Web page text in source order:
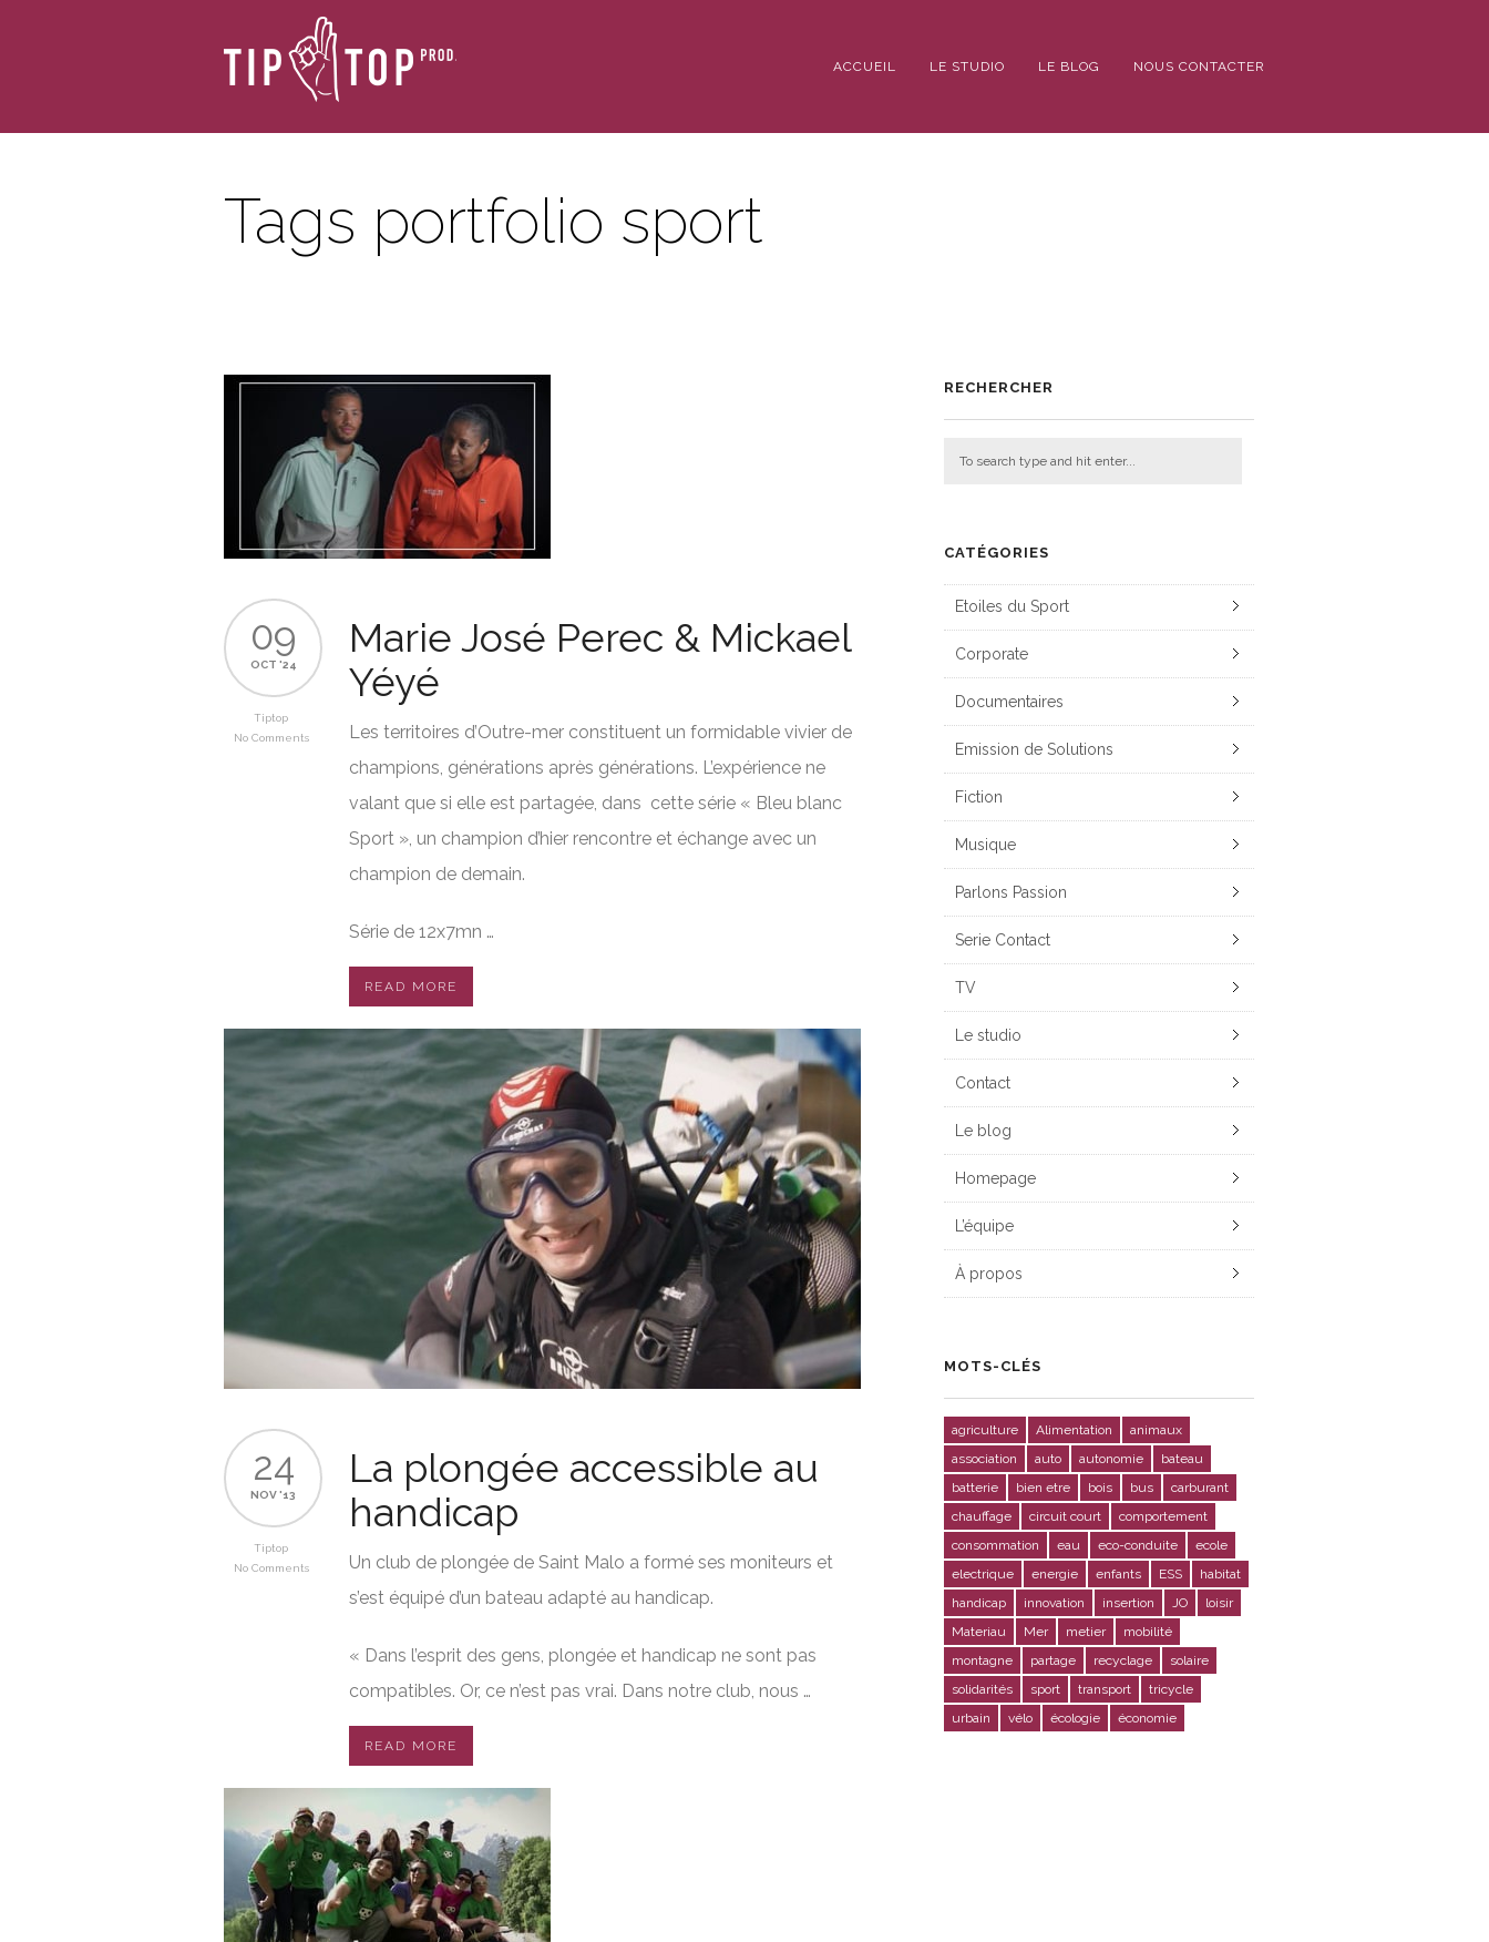
ACCUEIL LE STUDIO LE BLOG NOUS CONTACTER
Tags portfolio sport
09
OCT '24
Tiptop
No Comments
Marie José Perec & Mickael
Yéyé
Les territoires d’Outre-mer constituent un formidable vivier de
champions, générations après générations. L’expérience ne
valant que si elle est partagée, dans cette série « Bleu blanc
Sport », un champion d’hier rencontre et échange avec un
champion de demain.
Série de 12x7mn …
READ MORE
24
NOV '13
Tiptop
No Comments
La plongée accessible au
handicap
Un club de plongée de Saint Malo a formé ses moniteurs et
s’est équipé d’un bateau adapté au handicap.
« Dans l’esprit des gens, plongée et handicap ne sont pas
compatibles. Or, ce n’est pas vrai. Dans notre club, nous …
READ MORE
RECHERCHER
CATÉGORIES
Etoiles du Sport
Corporate
Documentaires
Emission de Solutions
Fiction
Musique
Parlons Passion
Serie Contact
TV
Le studio
Contact
Le blog
Homepage
L’équipe
À propos
MOTS-CLÉS
agriculture Alimentation
animaux
association
auto autonomie
bateau
batterie
bien etre bois bus
carburant
chauffage
circuit court
comportement
consommation
eau eco-conduite
ecole
electrique
energie enfants ESS
habitat
handicap
innovation insertion JO
loisir
Materiau
Mer metier
mobilité
montagne
partage recyclage
solaire
solidarités
sport transport
tricycle
urbain
vélo écologie économie